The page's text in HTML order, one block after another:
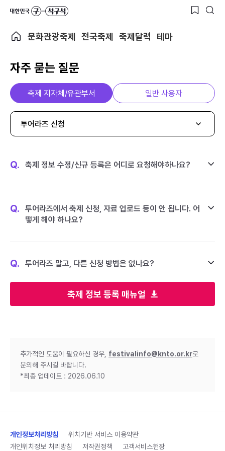
문화관광축제 전국축제 축제달력 테마
자주 묻는 질문
축제 정보 등록 매뉴얼
축제 지자체/유관부서 일반 사용자
투어라즈 신청
Q. 축제 정보 수정/신규 등록은 어디로 요청해야하나요?
Q.
투어라즈에서 축제 신청, 자료 업로드 등이 안 됩니다. 어
떻게 해야 하나요?
Q. 투어라즈 말고, 다른 신청 방법은 없나요?
추가적인 도움이 필요하신 경우, festivalinfo@knto.or.kr로
문의해 주시길 바랍니다.
*최종 업데이트 : 2026.06.10
개인정보처리방침
위치기반 서비스 이용약관
개인위치정보 처리방침
저작권정책 고객서비스헌장